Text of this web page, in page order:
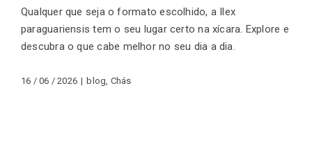
Qualquer que seja o formato escolhido, a Ilex
paraguariensis tem o seu lugar certo na xícara. Explore e
descubra o que cabe melhor no seu dia a dia.
16 / 06 / 2026 | blog, Chás